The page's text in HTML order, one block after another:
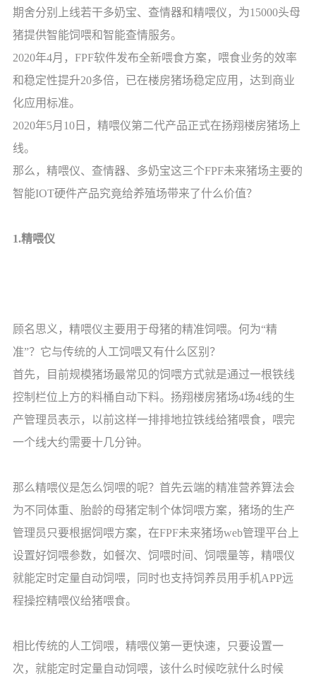
期舍分别上线若干多奶宝、查情器和精喂仪，为15000头母
猪提供智能饲喂和智能查情服务。
2020年4月，FPF软件发布全新喂食方案，喂食业务的效率
和稳定性提升20多倍，已在楼房猪场稳定应用，达到商业
化应用标准。
2020年5月10日，精喂仪第二代产品正式在扬翔楼房猪场上
线。
那么，精喂仪、查情器、多奶宝这三个FPF未来猪场主要的
智能IOT硬件产品究竟给养殖场带来了什么价值？
1.精喂仪
顾名思义，精喂仪主要用于母猪的精准饲喂。何为“精
准”？它与传统的人工饲喂又有什么区别？
首先，目前规模猪场最常见的饲喂方式就是通过一根铁线
控制栏位上方的料桶自动下料。扬翔楼房猪场4场4线的生
产管理员表示，以前这样一排排地拉铁线给猪喂食，喂完
一个线大约需要十几分钟。
那么精喂仪是怎么饲喂的呢？首先云端的精准营养算法会
为不同体重、胎龄的母猪定制个体饲喂方案，猪场的生产
管理员只要根据饲喂方案，在FPF未来猪场web管理平台上
设置好饲喂参数，如餐次、饲喂时间、饲喂量等，精喂仪
就能定时定量自动饲喂，同时也支持饲养员用手机APP远
程操控精喂仪给猪喂食。
相比传统的人工饲喂，精喂仪第一更快速，只要设置一
次，就能定时定量自动饲喂，该什么时候吃就什么时候